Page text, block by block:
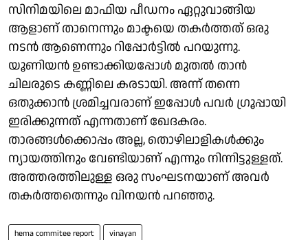
സിനിമയിലെ മാഫിയ പീഡനം ഏറ്റുവാങ്ങിയ
ആളാണ് താനെന്നും മാക്ടയെ തകർത്തത് ഒരു
നടൻ ആണെന്നും റിപ്പോർട്ടിൽ പറയുന്നു.
യൂണിയൻ ഉണ്ടാക്കിയപ്പോൾ മുതൽ താന്‍
ചിലരുടെ കണ്ണിലെ കരടായി. അന്ന് തന്നെ
ഒതുക്കാൻ ശ്രമിച്ചവരാണ് ഇപ്പോള്‍ പവര്‍ ഗ്രൂപ്പായി
ഇരിക്കുന്നത് എന്നതാണ് ഖേദകരം.
താരങ്ങൾക്കൊപ്പം അല്ല, തൊഴിലാളികൾക്കും
ന്യായത്തിനും വേണ്ടിയാണ് എന്നും നിന്നിട്ടുള്ളത്.
അത്തരത്തിലുള്ള ഒരു സംഘടനയാണ് അവർ
തകർത്തതെന്നും വിനയൻ പറഞ്ഞു.
hema commitee report vinayan